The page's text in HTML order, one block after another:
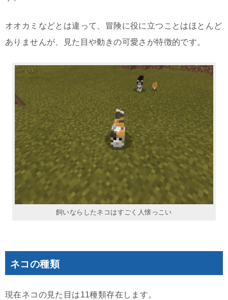
オオカミなどとは違って、冒険に役に立つことはほとんど
ありませんが、見た目や動きの可愛さが特徴的です。
飼いならしたネコはすごく人懐っこい
ネコの種類
現在ネコの見た目は11種類存在します。